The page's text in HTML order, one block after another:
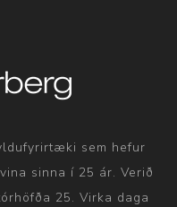
sem hefur
sinna í 25 ár. Verið
25. Virka daga